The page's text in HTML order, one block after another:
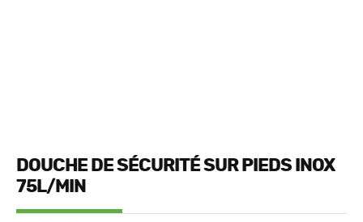
DOUCHE DE SÉCURITÉ SUR PIEDS INOX
75L/MIN